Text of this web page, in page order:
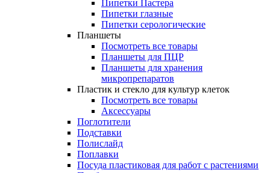
Пипетки Пастера
Пипетки глазные
Пипетки серологические
Планшеты
Посмотреть все товары
Планшеты для ПЦР
Планшеты для хранения
микропрепаратов
Пластик и стекло для культур клеток
Посмотреть все товары
Аксессуары
Поглотители
Подставки
Полислайд
Поплавки
Посуда пластиковая для работ с растениями